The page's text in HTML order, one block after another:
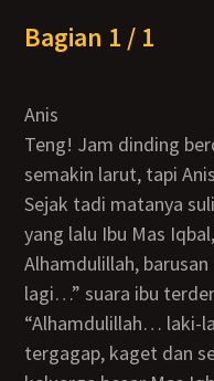
Bagian 1 / 1
Anis
Teng! Jam dinding berdentang satu kali. Malam
semakin larut, tapi
Sejak tadi matanya
yang lalu Ibu Mas
Alhamdulillah,
lagi…” suara ibu
“Alhamdulillah… laki-laki atau perempuan, Bu?” Anis
tergagap, kaget dan